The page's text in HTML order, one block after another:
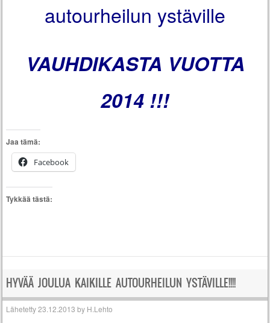
autourheilun ystäville
VAUHDIKASTA VUOTTA
2014 !!!
Jaa tämä:
Facebook
Tykkää tästä:
HYVÄÄ JOULUA KAIKILLE AUTOURHEILUN YSTÄVILLE!!!!
Lähetetty23.12.2013 by H.Lehto